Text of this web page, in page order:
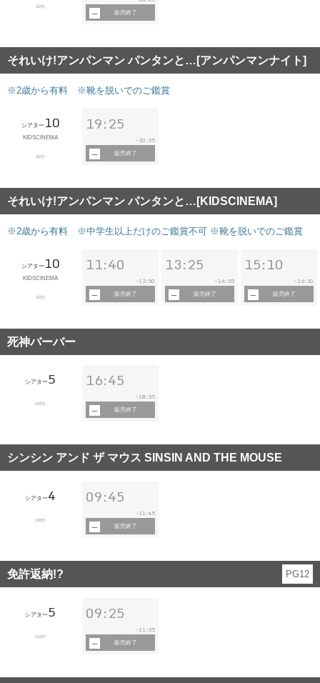
62分
販売終了
それいけ!アンパンマン パンタンと…[アンパンマンナイト]
※2歳から有料 ※靴を脱いでのご鑑賞
シアター10
KIDSCINEMA
62分
19:25
~ 20:35
販売終了
それいけ!アンパンマン パンタンと…[KIDSCINEMA]
※2歳から有料 ※中学生以上だけのご鑑賞不可 ※靴を脱いでのご鑑賞
シアター10
KIDSCINEMA
62分
11:40
~ 12:50
販売終了
13:25
~ 14:35
販売終了
15:10
~ 16:20
販売終了
死神バーバー
シアター5
102分
16:45
~18:35
販売終了
シンシン アンド ザ マウス SINSIN AND THE MOUSE
シアター4
108分
09:45
~11:45
販売終了
免許返納!? PG12
シアター5
119分
09:25
~11:35
販売終了